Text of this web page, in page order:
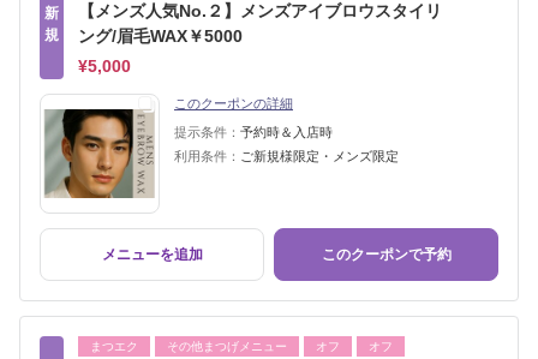
新
規
【メンズ人気No.２】メンズアイブロウスタイリ
ング/眉毛WAX￥5000
¥5,000
このクーポンの詳細
提示条件： 予約時＆入店時
利用条件： ご新規様限定・メンズ限定
メニューを追加 このクーポンで予約
まつエク その他まつげメニュー オフ
オフ